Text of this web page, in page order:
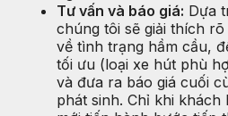
Tư vấn và báo giá: Dựa
chúng tôi sẽ giải thích
về tình trạng hầm cầu,
tối ưu (loại xe hút phù
và đưa ra báo giá cuối
phát sinh. Chỉ khi